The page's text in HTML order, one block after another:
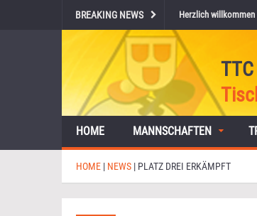
BREAKING NEWS Herzlich willkommen
HOME MANNSCHAFTEN
HOME | NEWS | PLATZ DREI ERKÄMPFT